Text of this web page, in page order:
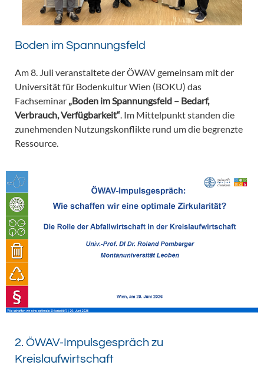
Boden im Spannungsfeld
Am 8. Juli veranstaltete der ÖWAV gemeinsam mit der
Universität für Bodenkultur Wien (BOKU) das
Fachseminar „Boden im Spannungsfeld – Bedarf,
Verbrauch, Verfügbarkeit“ . Im Mittelpunkt standen die
zunehmenden Nutzungskonflikte rund um die begrenzte
Ressource.
2. ÖWAV-Impulsgespräch zu
Kreislaufwirtschaft